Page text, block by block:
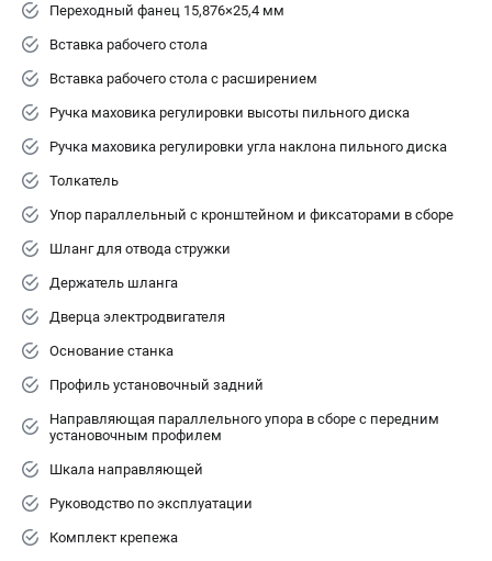
Переходный фанец 15,876×25,4 мм
Вставка рабочего стола
Вставка рабочего стола с расширением
Ручка маховика регулировки высоты пильного диска
Ручка маховика регулировки угла наклона пильного диска
Толкатель
Упор параллельный с кронштейном и фиксаторами в сборе
Шланг для отвода стружки
Держатель шланга
Дверца электродвигателя
Основание станка
Профиль установочный задний
Направляющая параллельного упора в сборе с передним
установочным профилем
Шкала направляющей
Руководство по эксплуатации
Комплект крепежа